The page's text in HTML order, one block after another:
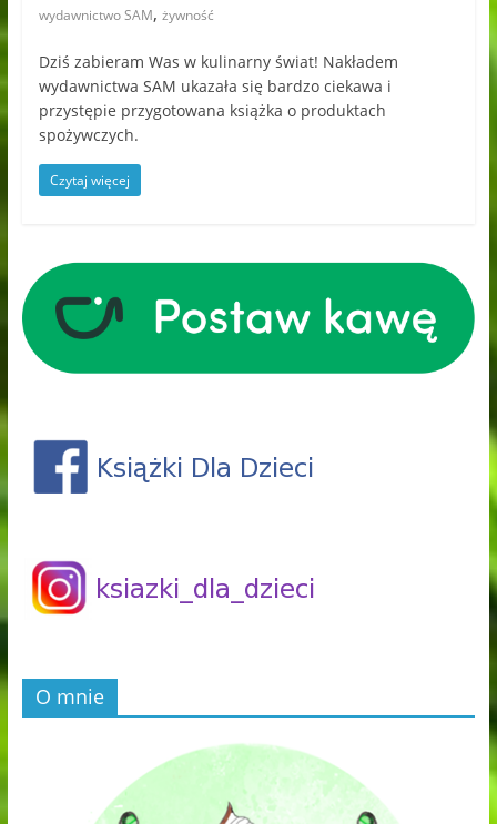
wydawnictwo SAM, żywność
Dziś zabieram Was w kulinarny świat! Nakładem
wydawnictwa SAM ukazała się bardzo ciekawa i
przystępie przygotowana książka o produktach
spożywczych.
Czytaj więcej
O mnie